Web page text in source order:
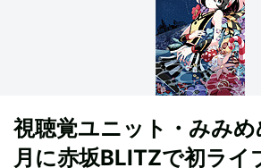
視聴覚ユニット・みみ
月に赤坂BLITZで初ライ